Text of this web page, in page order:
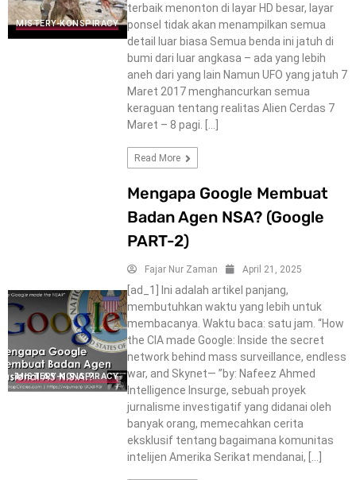
MISTERY-KONSPIRACY
terbaik menonton di layar HD besar, layar
ponsel tidak akan menampilkan semua
detail luar biasa Semua benda ini jatuh di
bumi dari luar angkasa – ada yang lebih
aneh dari yang lain Namun UFO yang jatuh 7
Maret 2017 menghancurkan semua
keraguan tentang realitas Alien Cerdas 7
Maret – 8 pagi. […]
Read More
MISTERY-KONSPIRACY
Mengapa Google Membuat
Badan Agen NSA? (Google
PART-2)
Fajar Nur Zaman April 21, 2025
[ad_1] Ini adalah artikel panjang,
membutuhkan waktu yang lebih untuk
membacanya. Waktu baca: satu jam. “How
the CIA made Google: Inside the secret
network behind mass surveillance, endless
war, and Skynet— ”by: Nafeez Ahmed
Intelligence Insurge, sebuah proyek
jurnalisme investigatif yang didanai oleh
banyak orang, memecahkan cerita
eksklusif tentang bagaimana komunitas
intelijen Amerika Serikat mendanai, […]